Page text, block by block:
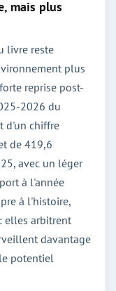
mais plus
livre reste
plus
reprise post-
2026 du
d'un chiffre
de 419,6
avec un léger
à l'année
à l'histoire,
elles arbitrent
davantage
potentiel